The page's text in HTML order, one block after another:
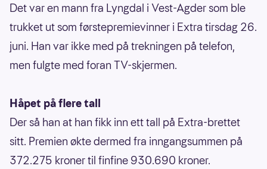
Det var en mann fra Lyngdal i Vest-Agder som ble
trukket ut som førstepremievinner i Extra tirsdag 26.
juni. Han var ikke med på trekningen på telefon,
men fulgte med foran TV-skjermen.
Håpet på flere tall
Der så han at han fikk inn ett tall på Extra-brettet
sitt. Premien økte dermed fra inngangsummen på
372.275 kroner til finfine 930.690 kroner.